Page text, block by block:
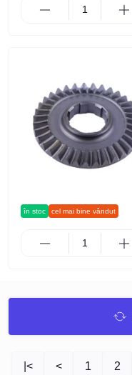
în stoc cel mai bine vândut
|< < 1 2